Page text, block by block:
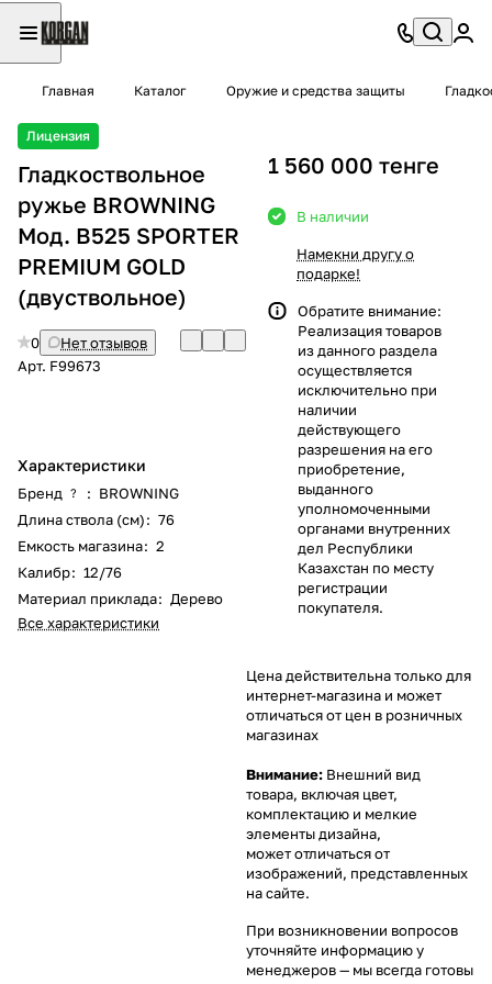
Главная Каталог Оружие и средства защиты
Лицензия
Гладкоствольное
ружье BROWNING
Moд. B525 SPORTER
PREMIUM GOLD
(двуствольное)
0
Нет отзывов
Арт. F99673
Характеристики
Бренд ? : BROWNING
Длина ствола (см): 76
Емкость магазина: 2
Калибр: 12/76
Материал приклада: Дерево
Все характеристики
1 560 000 тенге
В наличии
Намекни другу о
подарке!
Обратите внимание:
Реализация товаров
из данного раздела
осуществляется
исключительно при
наличии
действующего
разрешения на его
приобретение,
выданного
уполномоченными
органами внутренних
дел Республики
Казахстан по месту
регистрации
покупателя.
Цена действительна только для
интернет-магазина и может
отличаться от цен в розничных
магазинах
Внимание: Внешний вид
товара, включая цвет,
комплектацию и мелкие
элементы дизайна,
может отличаться от
изображений, представленных
на сайте.
При возникновении вопросов
уточняйте информацию у
менеджеров— мы всегда готовы